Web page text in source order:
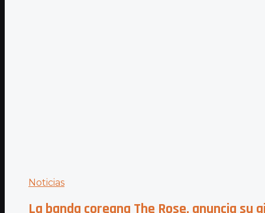
Noticias
La banda coreana The Rose, anuncia su